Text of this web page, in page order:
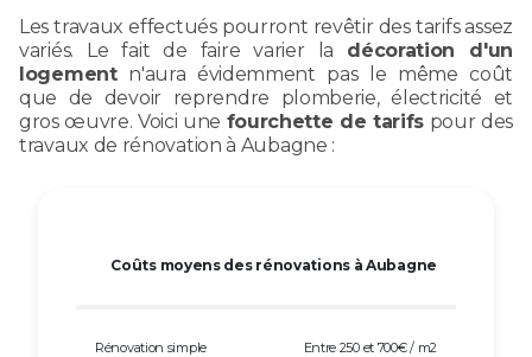
Les travaux effectués pourront revêtir des tarifs assez
variés. Le fait de faire varier la décoration d'un
logementn'aura évidemment pas le même coût
que de devoir reprendre plomberie, électricité et
gros œuvre. Voici une fourchette de tarifs pour des
travaux de rénovation à Aubagne :
Coûts moyens des rénovations à Aubagne
Rénovation simple Entre 250 et 700€ / m2